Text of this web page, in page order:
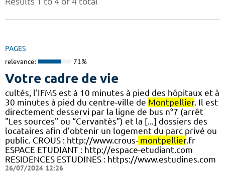
PAGES
relevance: 71%
Votre cadre de vie
cultés, l'IFMS est à 10 minutes à pied des hôpitaux et à
30 minutes à pied du centre-ville de Montpellier. Il est
directement desservi par la ligne de bus n°7 (arrêt
"Les sources" ou “Cervantès”) et la [...] dossiers des
locataires afin d’obtenir un logement du parc privé ou
public. CROUS : http://www.crous- montpellier.fr
ESPACE ETUDIANT : http://espace-etudiant.com
RESIDENCES ESTUDINES : https://www.estudines.com
26/07/2024 12:26